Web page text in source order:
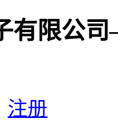
有限公
注册